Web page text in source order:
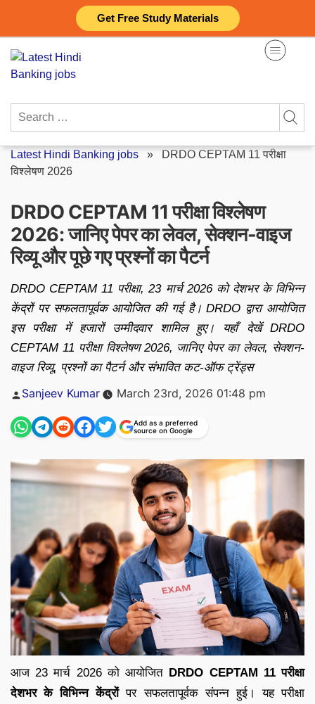
Get Free Study Materials
content
Search
Latest Hindi Banking jobs » DRDO CEPTAM 11 परीक्षा
विश्लेषण 2026
DRDO CEPTAM 11 परीक्षा विश्लेषण
2026: जानिए पेपर का लेवल, सेक्शन-वाइज
रिव्यू और पूछे गए प्रश्नों का पैटर्न
DRDO CEPTAM 11 परीक्षा, 23 मार्च 2026 को देशभर के विभिन्न
केंद्रों पर सफलतापूर्वक आयोजित की गई है। DRDO द्वारा आयोजित
इस परीक्षा में हजारों उम्मीदवार शामिल हुए। यहाँ देखें DRDO
CEPTAM 11 परीक्षा विश्लेषण 2026, जानिए पेपर का लेवल, सेक्शन-
वाइज रिव्यू, प्रश्नों का पैटर्न और संभावित कट-ऑफ ट्रेंड्स
Posted
Sanjeev Kumar March 23rd, 2026 01:48 pm
Add as a preferred
source on Google
आज 23 मार्च 2026 को आयोजित DRDO CEPTAM 11 परीक्षा
देशभर के विभिन्न केंद्रोंपर सफलतापूर्वक संपन्न हुई। यह परीक्षा